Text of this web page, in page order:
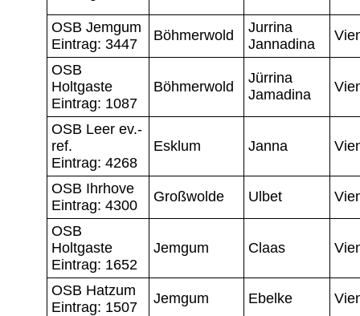
OSB Jemgum
Eintrag: 3447
Böhmerwold
Jurrina
Jannadina
OSB
Holtgaste
Eintrag: 1087
Böhmerwold
Jürrina
Jamadina
OSB Leer ev.-
ref.
Eintrag: 4268
Esklum Janna
OSB Ihrhove
Eintrag: 4300
Großwolde Ulbet
OSB
Holtgaste
Eintrag: 1652
Jemgum Claas
OSB Hatzum
Eintrag: 1507
Jemgum Ebelke